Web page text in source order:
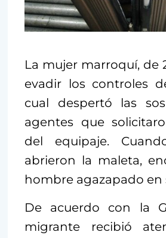
La mujer marroquí, de
evadir los controles
cual despertó las
agentes que
del equipaje.
abrieron la maleta,
hombre agazapado en
De acuerdo con la
migrante recibió